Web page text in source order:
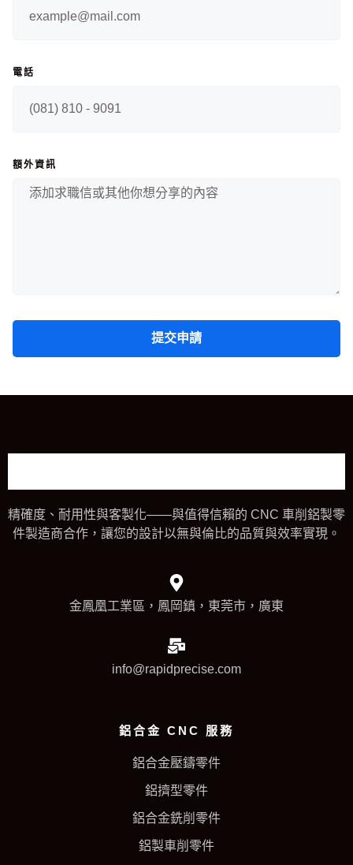
電話
額外資訊
提交申請
精確度、耐用性與客製化——與值得信賴的 CNC 車削鋁製零
件製造商合作，讓您的設計以無與倫比的品質與效率實現。
金鳳凰工業區，鳳岡鎮，東莞市，廣東
info@rapidprecise.com
鋁合金 CNC 服務
鋁合金壓鑄零件
鋁擠型零件
鋁合金銑削零件
鋁製車削零件